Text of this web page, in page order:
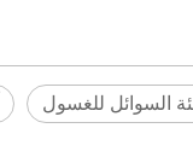
السوائل للغسول